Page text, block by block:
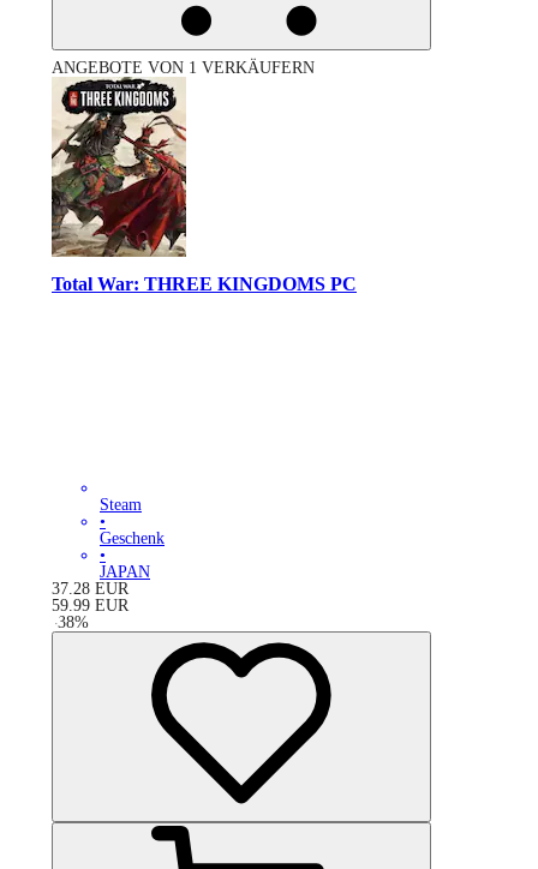
ANGEBOTE VON 1 VERKÄUFERN
Total War: THREE KINGDOMS PC
Steam
•
Geschenk
•
JAPAN
37.28 EUR
59.99 EUR
-38%